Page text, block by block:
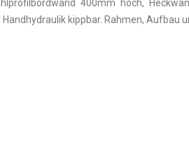
400mm hoch,
kippbar. Rahmen, Aufbau